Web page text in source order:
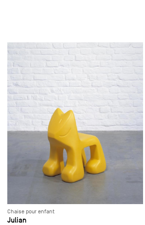
Chaise pour enfant
Julian